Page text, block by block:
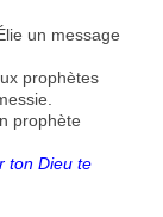
un message
prophètes
prophète
ton Dieu te